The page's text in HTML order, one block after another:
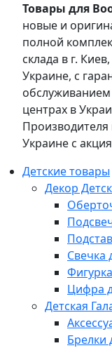
Товары для
новые и
полной
склада в г.
Украине, с
центрах в
Производителя
Украине с
Детские товары
Декор
Свечка
Цифра
Детская
Брелки